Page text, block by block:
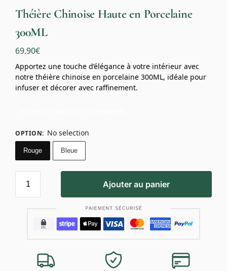
Théière Chinoise Haute en Porcelaine
300ML
69.90€
Apportez une touche d’élégance à votre intérieur avec
notre théière chinoise en porcelaine 300ML, idéale pour
infuser et décorer avec raffinement.
OPTION: No selection
Rouge Bleue
Ajouter au panier